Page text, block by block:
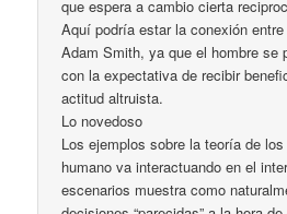
que espera a cambio cierta
Aquí podría estar la conexión
Adam Smith, ya que el hombre se
con la expectativa de recibir
actitud altruista.
Lo novedoso
Los ejemplos sobre la teoría de
humano va interactuando en el
escenarios muestra como